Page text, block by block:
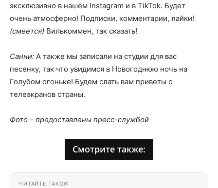
эксклюзивно в нашем Instagram и в TikTok. Будет
очень атмосферно! Подписки, комментарии, лайки!
(смеется) Вилькоммен, так сказать!
Санни: А также мы записали на студии для вас
песенку, так что увидимся в Новогоднюю ночь на
Голубом огоньке! Будем слать вам приветы с
телеэкранов страны.
Фото – предоставлены пресс-службой
Смотрите также:
ЧИТАЙТЕ ТАКОЖ